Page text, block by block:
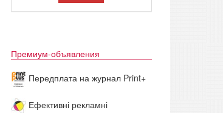
Премиум-объявления
Передплата на журнал Print+
Ефективні рекламні